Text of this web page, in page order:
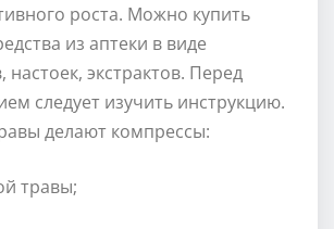
роста. Можно купить
из аптеки в виде
настоек, экстрактов. Перед
следует изучить инструкцию.
делают компрессы:
травы;